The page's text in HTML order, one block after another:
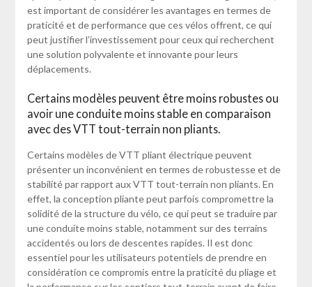
est important de considérer les avantages en termes de
praticité et de performance que ces vélos offrent, ce qui
peut justifier l’investissement pour ceux qui recherchent
une solution polyvalente et innovante pour leurs
déplacements.
Certains modèles peuvent être moins robustes ou
avoir une conduite moins stable en comparaison
avec des VTT tout-terrain non pliants.
Certains modèles de VTT pliant électrique peuvent
présenter un inconvénient en termes de robustesse et de
stabilité par rapport aux VTT tout-terrain non pliants. En
effet, la conception pliante peut parfois compromettre la
solidité de la structure du vélo, ce qui peut se traduire par
une conduite moins stable, notamment sur des terrains
accidentés ou lors de descentes rapides. Il est donc
essentiel pour les utilisateurs potentiels de prendre en
considération ce compromis entre la praticité du pliage et